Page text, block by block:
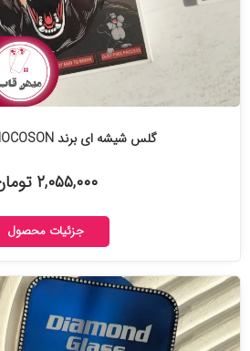
گلس شیشه ای برند MOCOSON کد-۷۴۰۸۹
۲,۰۵۵,۰۰۰ تومان
جزئیات محصول